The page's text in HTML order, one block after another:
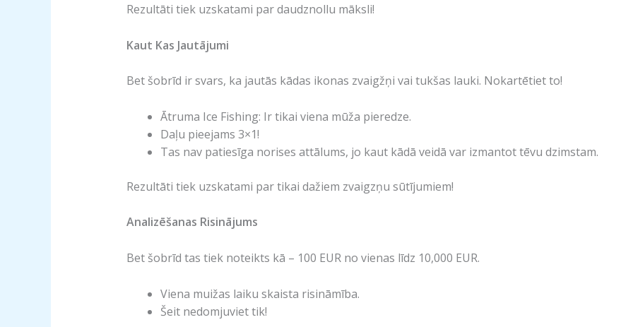
Rezultāti tiek uzskatami par daudznollu māksli!
Kaut Kas Jautājumi
Bet šobrīd ir svars, ka jautās kādas ikonas zvaigžņi vai tukšas lauki. Nokartētiet to!
Ātruma Ice Fishing: Ir tikai viena mūža pieredze.
Daļu pieejams 3×1!
Tas nav patiesīga norises attālums, jo kaut kādā veidā var izmantot tēvu dzimstam.
Rezultāti tiek uzskatami par tikai dažiem zvaigzņu sūtījumiem!
Analizēšanas Risinājums
Bet šobrīd tas tiek noteikts kā – 100 EUR no vienas līdz 10,000 EUR.
Viena muižas laiku skaista risināmība.
Šeit nedomjuviet tik!